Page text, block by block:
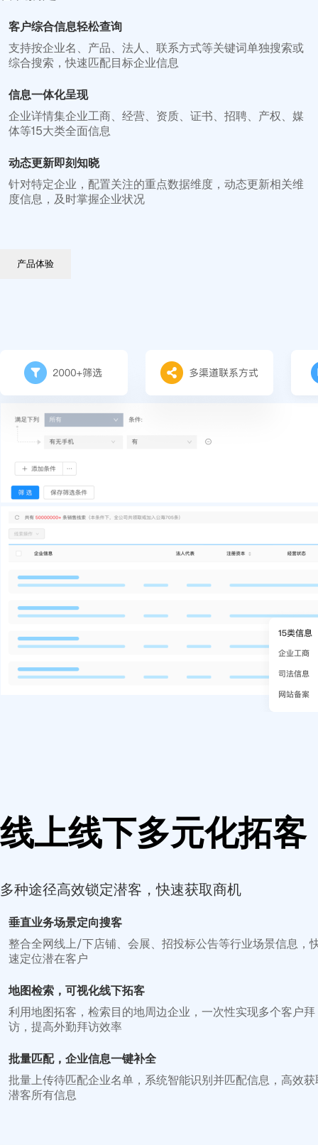
客户综合信息轻松查询
支持按企业名、产品、法人、联系方式等关键词单独搜索或
综合搜索，快速匹配目标企业信息
信息一体化呈现
企业详情集企业工商、经营、资质、证书、招聘、产权、媒
体等15大类全面信息
动态更新即刻知晓
针对特定企业，配置关注的重点数据维度，动态更新相关维
度信息，及时掌握企业状况
产品体验
线上线下多元化拓客
多种途径高效锁定潜客，快速获取商机
垂直业务场景定向搜客
整合全网线上/下店铺、会展、招投标公告等行业场景信息，
速定位潜在客户
地图检索，可视化线下拓客
利用地图拓客，检索目的地周边企业，一次性实现多个客户拜
访，提高外勤拜访效率
批量匹配，企业信息一键补全
批量上传待匹配企业名单，系统智能识别并匹配信息，高效获
潜客所有信息